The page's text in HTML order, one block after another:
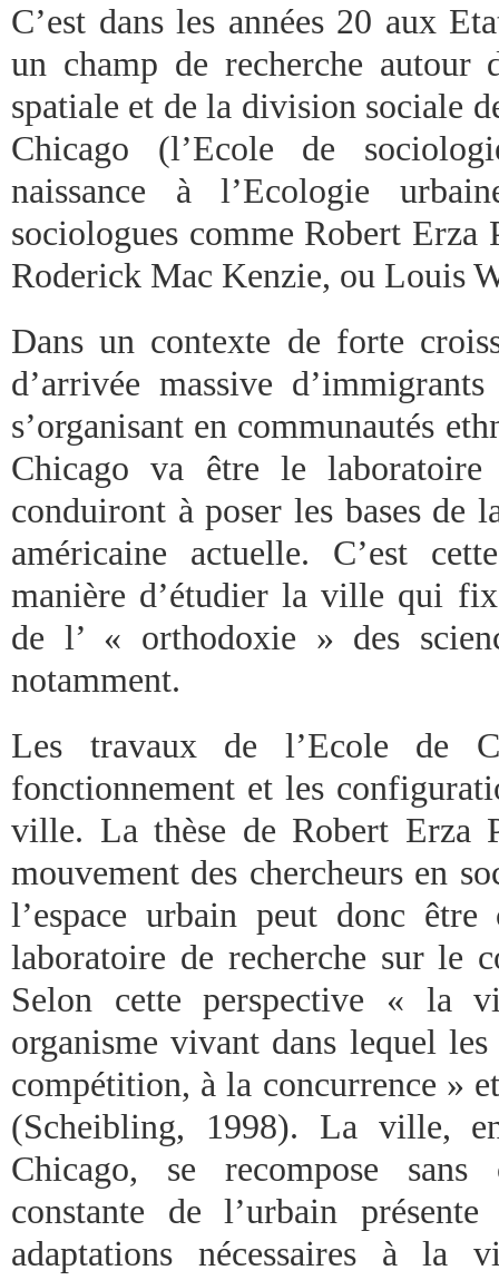
C’est dans les années 20 aux
un champ de recherche autour
spatiale et de la division sociale
Chicago (l’Ecole de
naissance à l’Ecologie
sociologues comme Robert Erza
Roderick Mac Kenzie, ou Louis
Dans un contexte de forte
d’arrivée massive
s’organisant en communautés
Chicago va être le laboratoire
conduiront à poser les bases de
américaine actuelle. C’est
manière d’étudier la ville qui
de l’ « orthodoxie » des
notamment.
Les travaux de l’Ecole de
fonctionnement et les
ville. La thèse de Robert Erza
mouvement des chercheurs en
l’espace urbain peut donc
laboratoire de recherche sur le
Selon cette perspective « la
organisme vivant dans lequel
compétition, à la concurrence »
(Scheibling, 1998). La ville,
Chicago, se recompose sans
constante de l’urbain
adaptations nécessaires à la